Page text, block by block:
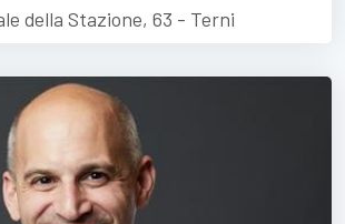
della Stazione, 63 - Terni